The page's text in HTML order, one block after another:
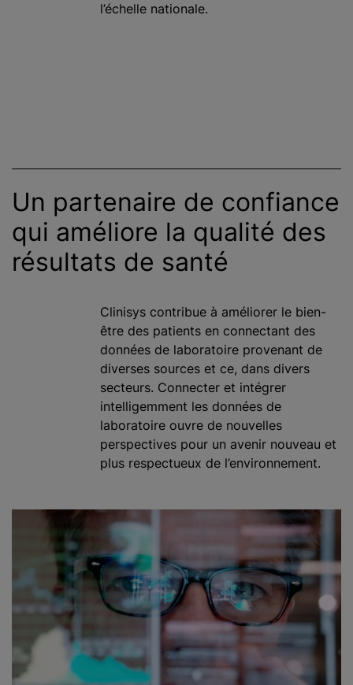
l’échelle nationale.
Un partenaire de confiance
qui améliore la qualité des
résultats de santé
Clinisys contribue à améliorer le bien-
être des patients en connectant des
données de laboratoire provenant de
diverses sources et ce, dans divers
secteurs. Connecter et intégrer
intelligemment les données de
laboratoire ouvre de nouvelles
perspectives pour un avenir nouveau et
plus respectueux de l’environnement.